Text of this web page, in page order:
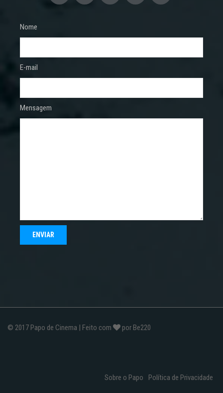
Nome
E-mail
Mensagem
© 2017 Papo de Cinema | Feito com por Be220
Sobre o Papo Política de Privacidade